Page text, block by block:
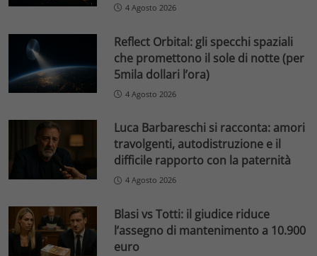
4 Agosto 2026
Reflect Orbital: gli specchi spaziali
che promettono il sole di notte (per
5mila dollari l’ora)
4 Agosto 2026
Luca Barbareschi si racconta: amori
travolgenti, autodistruzione e il
difficile rapporto con la paternità
4 Agosto 2026
Blasi vs Totti: il giudice riduce
l’assegno di mantenimento a 10.900
euro